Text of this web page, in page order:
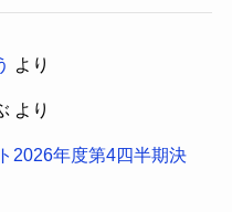
より
より
2026年度第4四半期決